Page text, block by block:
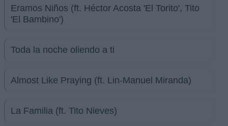
Eramos Niños (ft. Héctor Acosta 'El Torito', Tito
'El Bambino')
Toda la noche oliendo a ti
Almost Like Praying (ft. Lin-Manuel Miranda)
La Familia (ft. Tito Nieves)